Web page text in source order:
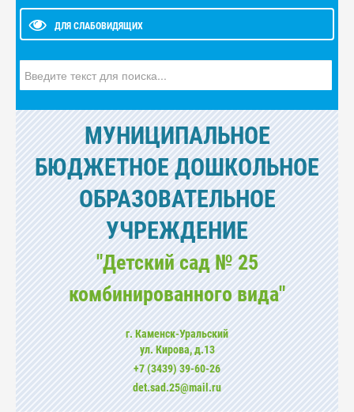
ДЛЯ СЛАБОВИДЯЩИХ
МУНИЦИПАЛЬНОЕ
БЮДЖЕТНОЕ ДОШКОЛЬНОЕ
ОБРАЗОВАТЕЛЬНОЕ
УЧРЕЖДЕНИЕ
"Детский сад № 25
комбинированного вида"
г. Каменск-Уральский
ул. Кирова, д.13
+7 (3439) 39-60-26
det.sad.25@mail.ru